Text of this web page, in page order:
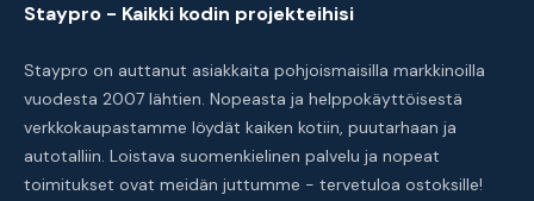
Staypro - Kaikki kodin projekteihisi
Staypro on auttanut asiakkaita pohjoismaisilla markkinoilla
vuodesta 2007 lähtien. Nopeasta ja helppokäyttöisestä
verkkokaupastamme löydät kaiken kotiin, puutarhaan ja
autotalliin. Loistava suomenkielinen palvelu ja nopeat
toimitukset ovat meidän juttumme - tervetuloa ostoksille!